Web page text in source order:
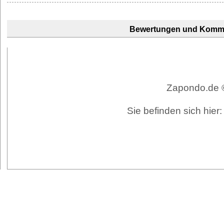
Bewertungen und
Zapondo.de
Sie befinden sich